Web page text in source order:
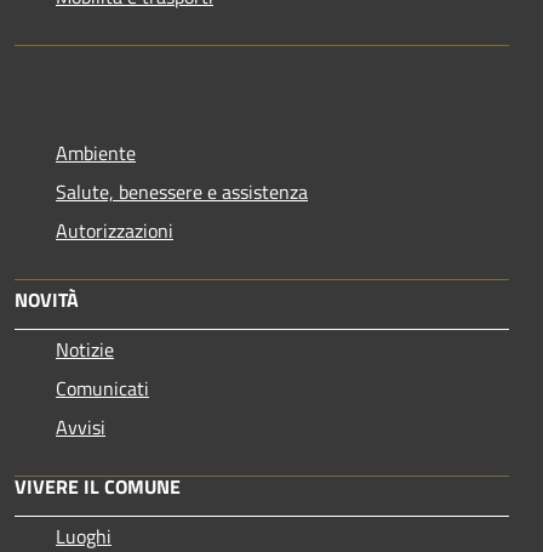
Ambiente
Salute, benessere e assistenza
Autorizzazioni
NOVITÀ
Notizie
Comunicati
Avvisi
VIVERE IL COMUNE
Luoghi